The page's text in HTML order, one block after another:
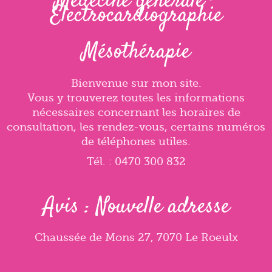
Electrocardiographie
Mésothérapie
Bienvenue sur mon site.
Vous y trouverez toutes les informations
nécessaires concernant les horaires de
consultation, les rendez-vous, certains numéros
de téléphones utiles.
Tél. : 0470 300 832
Avis : Nouvelle adresse
Chaussée de Mons 27, 7070 Le Roeulx